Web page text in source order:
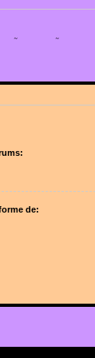
recherches partielles.
si vous ne
de: